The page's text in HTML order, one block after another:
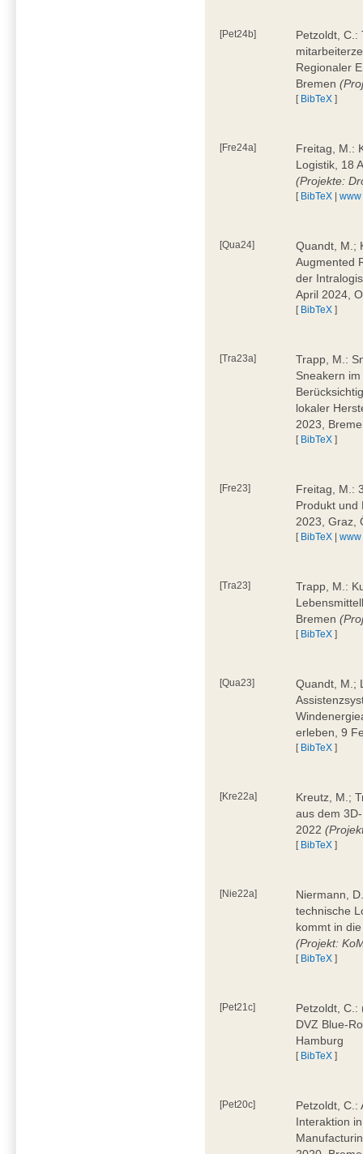
[Pet24b]
Petzoldt, C.:
Regionaler
Bremen
[ BibTeX ]
[Fre24a]
Freitag, M.:
Logistik, 18
(Projekte:
[ BibTeX |www
[Qua24]
Quandt, M.;
Augmented
der
April 2024,
[ BibTeX ]
[Tra23a]
Trapp, M.:
Sneakern
lokaler
2023,
[ BibTeX ]
[Fre23]
Freitag, M.:
Produkt und
2023, Graz,
[ BibTeX |www
[Tra23]
Trapp, M.:
Bremen
[ BibTeX ]
[Qua23]
Quandt, M.;
erleben, 9
[ BibTeX ]
[Kre22a]
Kreutz, M.;
aus dem
2022
[ BibTeX ]
[Nie22a]
Niermann,
technische
kommt in
(Projekt:
[ BibTeX ]
[Pet21c]
Petzoldt, C.:
DVZ Blue-
Hamburg
[ BibTeX ]
[Pet20c]
Petzoldt, C.:
Interaktion